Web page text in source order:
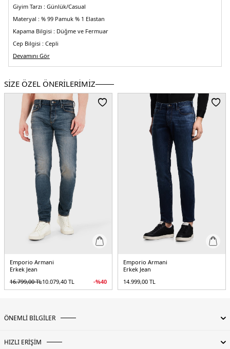
Giyim Tarzı : Günlük/Casual
Materyal : % 99 Pamuk % 1 Elastan
Kapama Bilgisi : Düğme ve Fermuar
Cep Bilgisi : Cepli
Kalıp Bilgisi :Düşük Bel, Regular Fit, Düz Paça
Manken Ölçüsü :Boy : 1.89 cm / Beden : 32
Üretim Yeri :Tunus
Devamını Gör
SİZE ÖZEL ÖNERİLERİMİZ
Emporio Armani
Erkek Jean
16.799,00TL10.079,40 TL -%40
Emporio Armani
Erkek Jean
14.999,00 TL
ÖNEMLİ BİLGİLER
HIZLI ERİŞİM